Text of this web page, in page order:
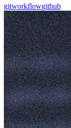
gitworkflowgithub